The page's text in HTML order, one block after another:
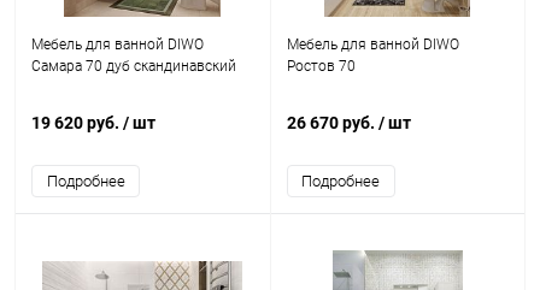
Мебель для ванной DIWO
Самара 70 дуб скандинавский
19 620 руб. / шт
Подробнее
Мебель для ванной DIWO
Ростов 70
26 670 руб. / шт
Подробнее